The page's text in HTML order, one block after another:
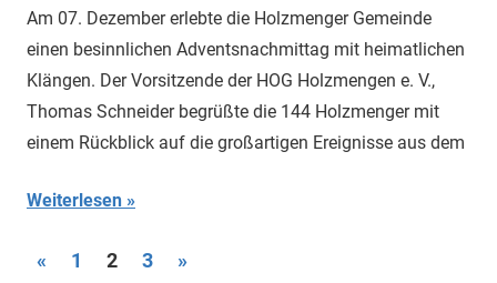
Am 07. Dezember erlebte die Holzmenger Gemeinde
einen besinnlichen Adventsnachmittag mit heimatlichen
Klängen. Der Vorsitzende der HOG Holzmengen e. V.,
Thomas Schneider begrüßte die 144 Holzmenger mit
einem Rückblick auf die großartigen Ereignisse aus dem
Weiterlesen
Seitennummerierung
« Vorherige
1 2 3
Nächste
»